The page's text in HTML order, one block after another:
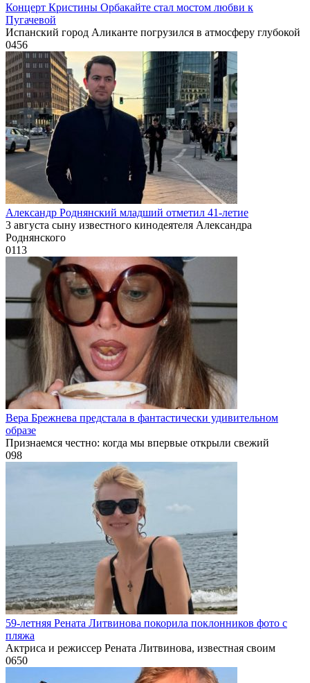
Концерт Кристины Орбакайте стал мостом любви к
Пугачевой
Испанский город Аликанте погрузился в атмосферу глубокой
0456
Александр Роднянский младший отметил 41-летие
3 августа сыну известного кинодеятеля Александра
Роднянского
0113
Вера Брежнева предстала в фантастически удивительном
образе
Признаемся честно: когда мы впервые открыли свежий
098
59-летняя Рената Литвинова покорила поклонников фото с
пляжа
Актриса и режиссер Рената Литвинова, известная своим
0650